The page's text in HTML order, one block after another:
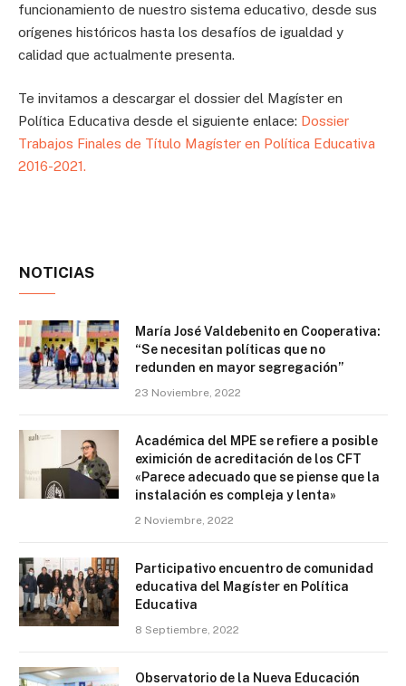
funcionamiento de nuestro sistema educativo, desde sus
orígenes históricos hasta los desafíos de igualdad y
calidad que actualmente presenta.
Te invitamos a descargar el dossier del Magíster en
Política Educativa desde el siguiente enlace: Dossier
Trabajos Finales de Título Magíster en Política Educativa
2016-2021.
NOTICIAS
María José Valdebenito en Cooperativa:
“Se necesitan políticas que no
redunden en mayor segregación”
23 Noviembre, 2022
Académica del MPE se refiere a posible
eximición de acreditación de los CFT
«Parece adecuado que se piense que la
instalación es compleja y lenta»
2 Noviembre, 2022
Participativo encuentro de comunidad
educativa del Magíster en Política
Educativa
8 Septiembre, 2022
Observatorio de la Nueva Educación